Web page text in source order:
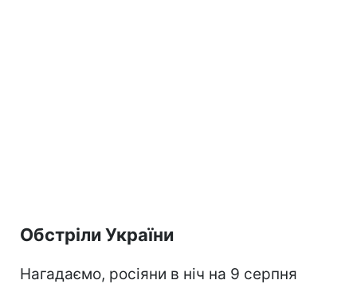
Обстріли України
Нагадаємо, росіяни в ніч на 9 серпня